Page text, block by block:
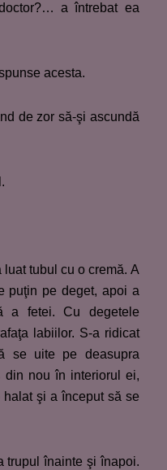
a întrebat ea
acesta.
de zor să-şi ascundă
luat tubul cu o cremă. A
puţin pe deget, apoi a
a fetei. Cu degetele
labiilor. S-a ridicat
se uite pe deasupra
din nou în interiorul ei,
şi a început să se
trupul înainte şi înapoi.